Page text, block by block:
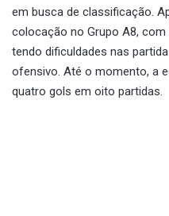
em busca de classificação.
colocação no Grupo A8,
tendo dificuldades nas
ofensivo. Até o momento, a
quatro gols em oito partidas.